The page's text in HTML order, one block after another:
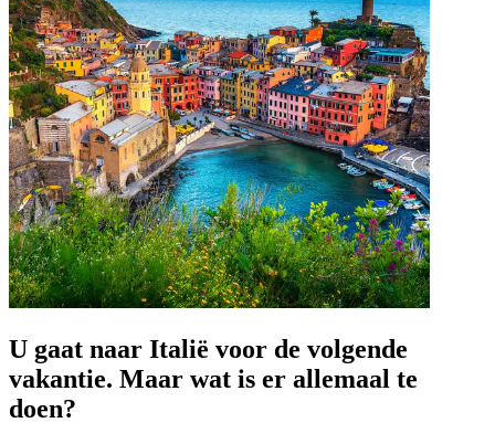
U gaat naar Italië voor de volgende
vakantie. Maar wat is er allemaal te
doen?